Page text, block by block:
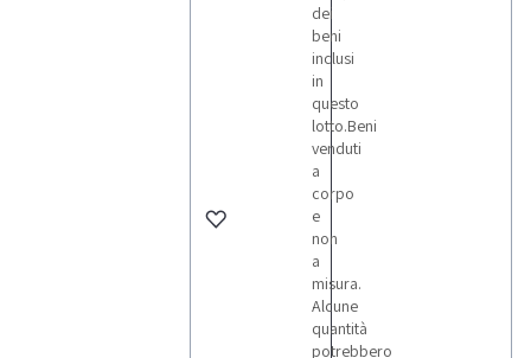
dei
beni
inclusi
in
questo
lotto.Beni
venduti
a
corpo
e
non
a
misura.
Alcune
quantità
potrebbero